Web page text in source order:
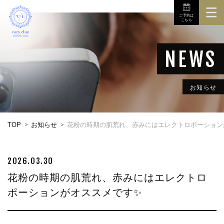
3Dボディスキャナ
店舗
ご予約は
こちら
お知らせ
TOP お知らせ 花粉の時期の肌荒れ、赤みにはエレクトロポーショ
2026.03.30
花粉の時期の肌荒れ、赤みにはエレクトロ
ポーションがオススメです✨